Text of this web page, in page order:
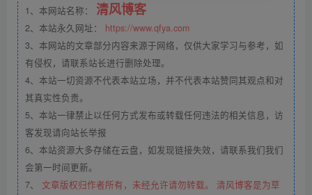
1、本网站名称： 清风博客
2、本站永久网址： https://www.qfya.com
3、本网站的文章部分内容来源于网络，仅供大家学习与参考，如
有侵权，请联系站长进行删除处理。
4、本站一切资源不代表本站立场，并不代表本站赞同其观点和对
其真实性负责。
5、本站一律禁止以任何方式发布或转载任何违法的相关信息，访
客发现请向站长举报
6、本站资源大多存储在云盘，如发现链接失效，请联系我们我们
会第一时间更新。
7、 文章版权归作者所有，未经允许请勿转载。 清风博客是为草